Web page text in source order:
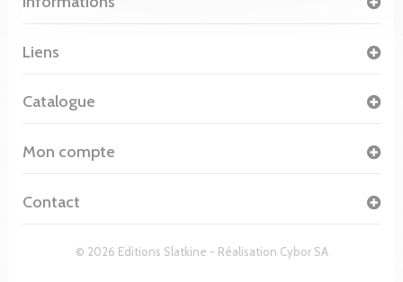
© 2026 Editions Slatkine - Réalisation Cybor SA
Liens
Catalogue
Mon compte
Contact